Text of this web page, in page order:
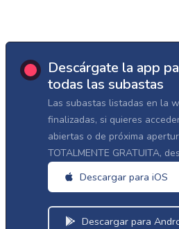
Descárgate la app
todas las subastas
Las subastas listadas en la
finalizadas, si quieres
abiertas o de próxima
TOTALMENTE GRATUITA,
Descargar para iOS
Descargar para